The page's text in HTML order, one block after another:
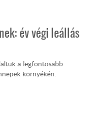
év végi leállás
a legfontosabb
környékén.